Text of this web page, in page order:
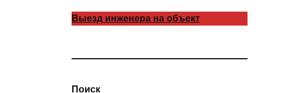
Выезд инженера на объект
Поиск